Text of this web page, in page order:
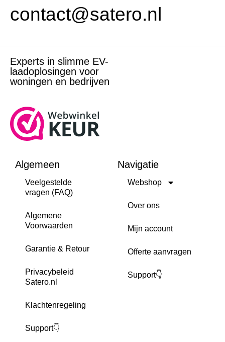
contact@satero.nl
Experts in slimme EV-
laadoplosingen voor
woningen en bedrijven
Algemeen
Veelgestelde
vragen (FAQ)
Algemene
Voorwaarden
Garantie & Retour
Privacybeleid
Satero.nl
Klachtenregeling
Support👇
Navigatie
Webshop
Over ons
Mijn account
Offerte aanvragen
Support👇